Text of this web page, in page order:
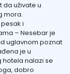
da uživate u
mora.
i
– Nesebar je
uglavnom poznat
je u
hotela nalazi se
dobro